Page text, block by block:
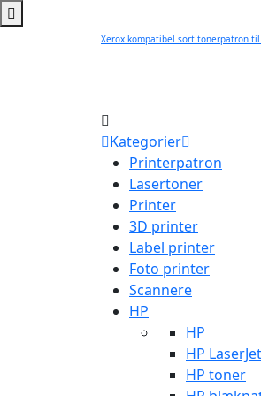
Xerox kompatibel sort tonerpatron
Kategorier
Printerpatron
Lasertoner
Printer
3D printer
Label printer
Foto printer
Scannere
HP
HP
HP LaserJet
HP toner